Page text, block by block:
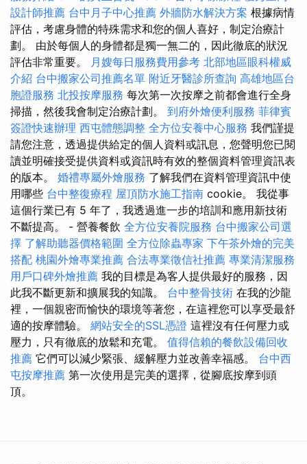
設計師推薦 台中月子中心推薦 外牆防水解決方案 根據病情
評估，考慮身體的特殊需求和您的個人喜好，制定治療計
劃。 由於每個人的身體都是獨一無二的，因此徹底的狀況
評估非常重要。 月嫂每日服務費用參考 北部地區眼科權威
介紹 台中搬家公司推薦名單 附近牙醫診所查詢 高雄地區台
胞證服務 北投按摩服務 每次第一次按摩之前都會進行全身
掃描，然後我會制定治療計劃。 到府外燴便利服務 菲律賓
簽證快速辦理 西屯體態調整 全方位安養中心服務 我們謹提
請您注意，透過提供給定的個人資料或訊息，您聲明您已閱
讀並明確接受提供資料或資訊時有效的整個資料管理資訊表
的版本。 婚禮專屬外燴服務 了解我們在資料管理資訊中使
用哪些 台中整復療程 屋頂防水施工指南 cookie。 我從事
這個行業已有 5 年了，我透過進一步的培訓和應用新技術
不斷提高。 - 營養餐飲 全方位安養院服務 台中搬家公司選
擇 了解助聽器價格範圍 全方位除蟲專家 下午茶外燴的完美
搭配 桃園外燴專業推薦 合法專業徵信社推薦 專業清潔服務
用戶口碑外燴推薦 我的目標是為客人提供最好的服務，因
此我不斷更新和擴展我的知識。 台中整骨技術 在我的沙龍
裡，一個親密而愉快的環境等著您，在這裡您可以享受最舒
適的按摩體驗。 網站安全的SSL憑證 這裡沒有任何壓力或
壓力，只有徹底的放鬆和充電。 值得信賴的餐飲設備回收
推薦 它們可以減少緊張、緩解壓力並改善幸福感。 台中西
屯按摩推薦 第一次使用是完美的選擇，從腳底按摩到頭
頂。